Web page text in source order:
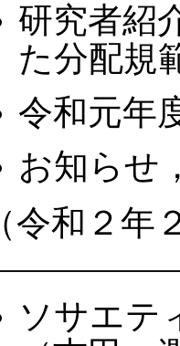
研究者紹
た分配
令和元年
お知らせ
（令和２
ソサエテ